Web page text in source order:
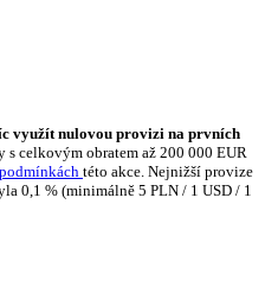
využít nulovou provizi na prvních
s celkovým obratem až 200 000 EUR
podmínkách této akce. Nejnižší provize
0,1 % (minimálně 5 PLN / 1 USD / 1